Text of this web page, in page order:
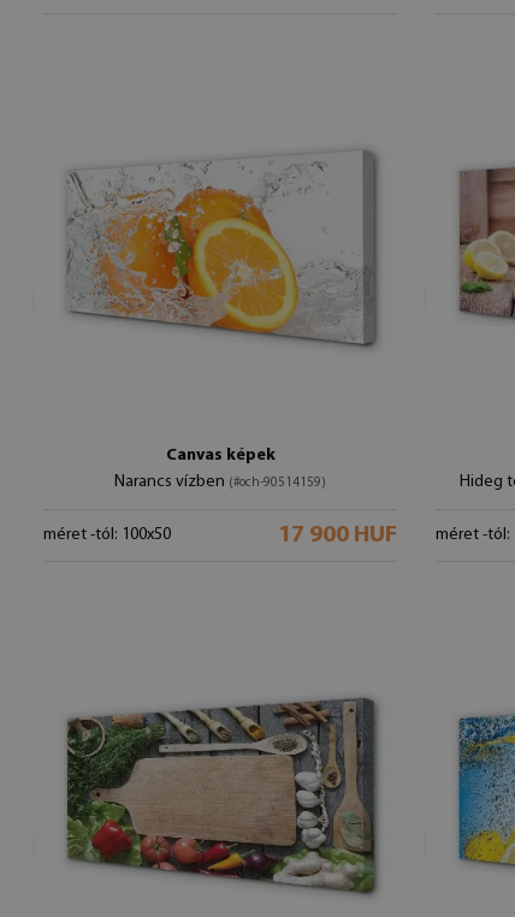
Canvas képek
Narancs vízben (#och-90514159)
méret -tól: 100x50 17 900 HUF
Hideg
méret -tól: